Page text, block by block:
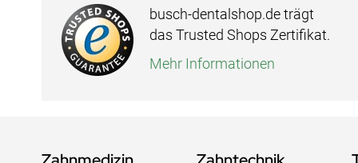
busch-dentalshop.de trägt
das Trusted Shops Zertifikat.
Mehr Informationen